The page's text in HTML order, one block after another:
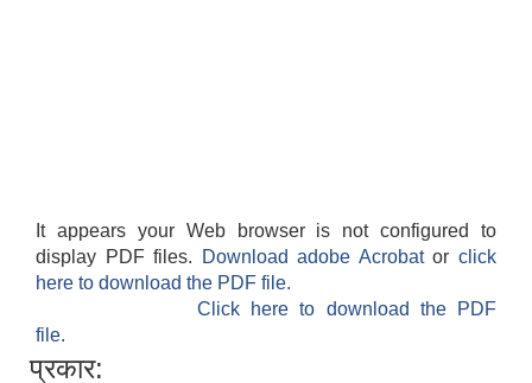
It appears your Web browser is not configured to
display PDF files.
Download adobe Acrobatorclick
here to download the PDF file.
Click here to download the PDF
file.
प्रकार: